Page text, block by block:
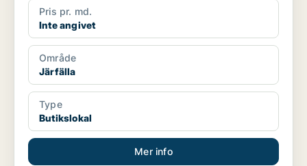
Pris pr. md.
Inte angivet
Område
Järfälla
Type
Butikslokal
Mer info